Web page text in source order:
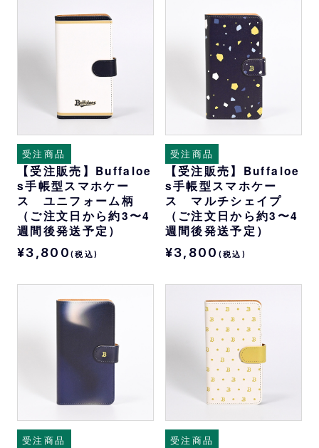
受注商品
【受注販売】Buffaloe
s手帳型スマホケー
ス ユニフォーム柄
（ご注文日から約3〜4
週間後発送予定）
¥3,800 (税込)
受注商品
【受注販売】Buffaloe
s手帳型スマホケー
ス マルチシェイプ
（ご注文日から約3〜4
週間後発送予定）
¥3,800 (税込)
受注商品 受注商品